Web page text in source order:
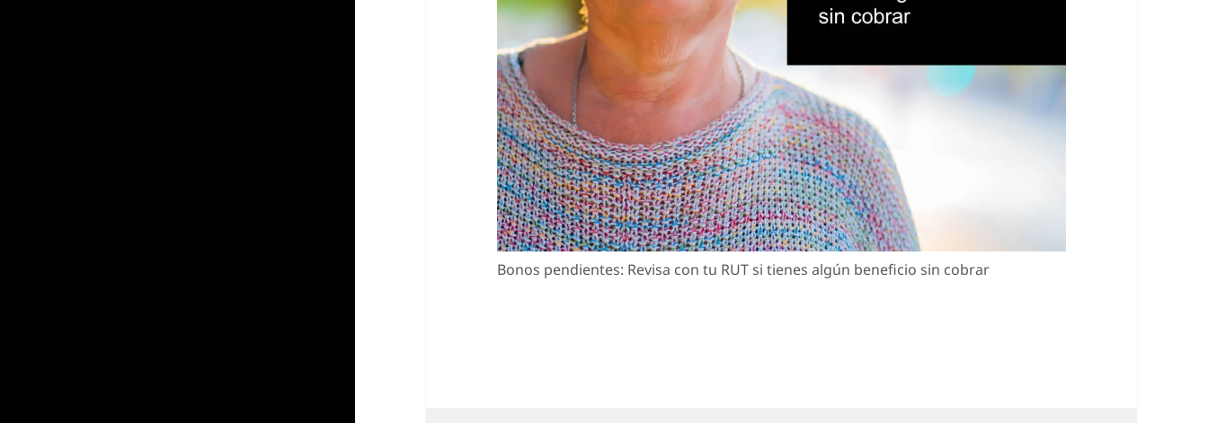
Bonos pendientes: Revisa con tu RUT si tienes algún beneficio sin cobrar